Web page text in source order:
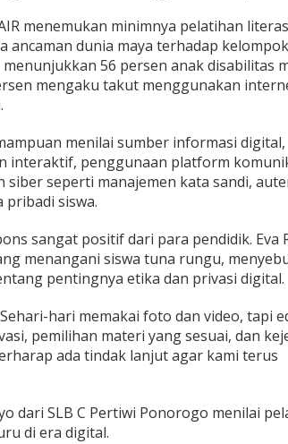
menemukan minimnya pelatihan
ancaman dunia maya terhadap
56 persen anak disabilitas
mengaku takut menggunakan
menilai sumber informasi digital,
interaktif, penggunaan platform
seperti manajemen kata sandi,
siswa.
sangat positif dari para pendidik. Eva
menangani siswa tuna rungu,
pentingnya etika dan privasi digital.
hari memakai foto dan video, tapi
pemilihan materi yang sesuai, dan
ada tindak lanjut agar kami terus
dari SLB C Pertiwi Ponorogo menilai
di era digital.